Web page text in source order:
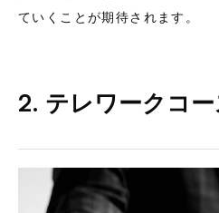
ていくことが期待されます。
2. テレワークコ